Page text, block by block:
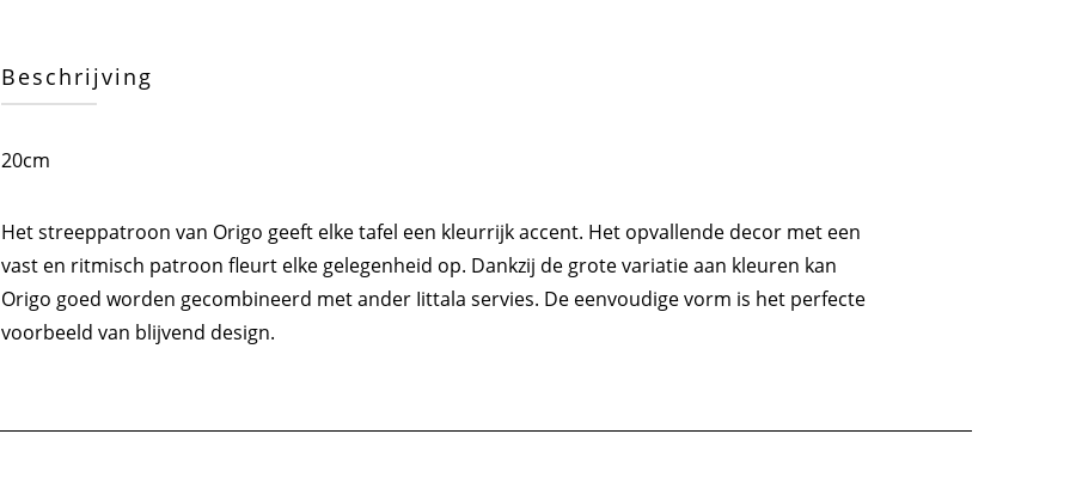
Beschrijving
20cm
Het streeppatroon van Origo geeft elke tafel een kleurrijk accent. Het opvallende decor met een
vast en ritmisch patroon fleurt elke gelegenheid op. Dankzij de grote variatie aan kleuren kan
Origo goed worden gecombineerd met ander Iittala servies. De eenvoudige vorm is het perfecte
voorbeeld van blijvend design.